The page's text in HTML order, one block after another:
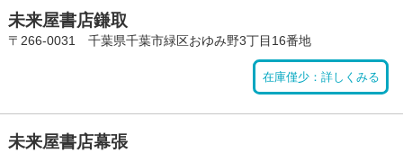
未来屋書店鎌取
〒266-0031 千葉県千葉市緑区おゆみ野3丁目16番地
在庫僅少：詳しくみる
未来屋書店幕張